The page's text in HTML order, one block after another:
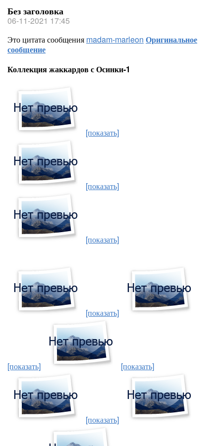
Без заголовка
06-11-2021 17:45
Это цитата сообщения madam-marleon Оригинальное
сообщение
Коллекция жаккардов с Осинки-1
[показать]
[показать]
[показать]
[показать]
[показать] [показать]
[показать]